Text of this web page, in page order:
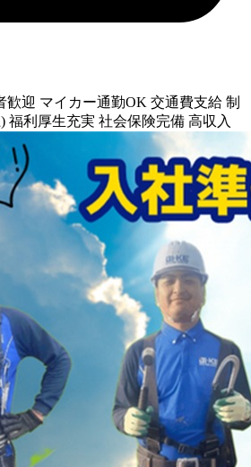
歓迎 マイカー通勤OK 交通費支給 制
福利厚生充実 社会保険完備 高収入